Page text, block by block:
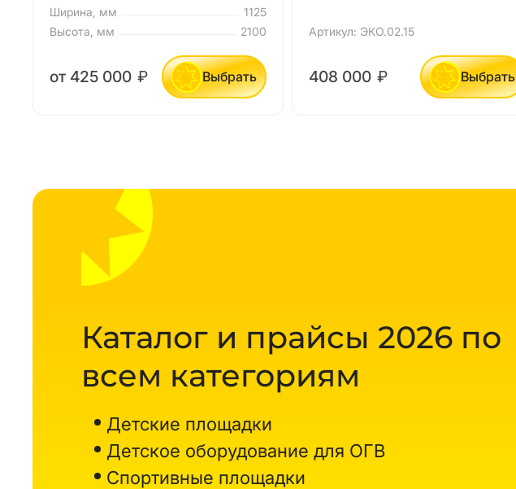
Ширина, мм
1125
Высота, мм
2100
от 425 000 ₽ Выбрать
Артикул: ЭКО.02.15
408 000 ₽ Выбрать
Каталог и прайсы 2026 по
всем категориям
Детские площадки
Детское оборудование для ОГВ
Спортивные площадки